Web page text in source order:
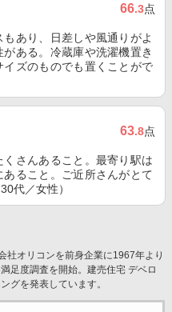
66.3点
あり、日差しや風通りがよ
ある。冷蔵庫や洗濯機置き
ズのものでも置くことがで
63.8点
さんあること。最寄り駅は
ること。ご近所さんがとて
代／女性）
社オリコンを前身企業に1967年より
足度調査を開始。建売住宅 デベロ
グを発表しています。